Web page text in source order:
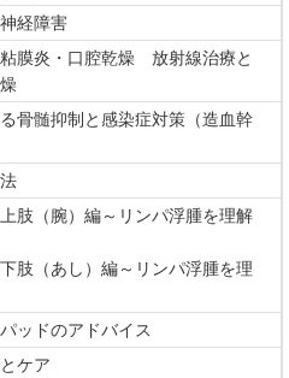
経障害
膜炎・口腔乾燥 放射線治療と
骨髄抑制と感染症対策（造血幹
肢（腕）編～リンパ浮腫を理解
肢（あし）編～リンパ浮腫を理
ッドのアドバイス
ケア